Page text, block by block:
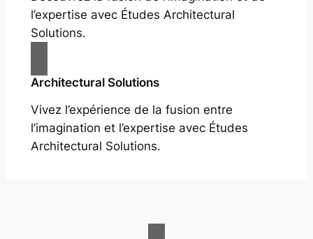
l’expertise avec Études Architectural
Solutions.
Architectural Solutions
Vivez l’expérience de la fusion entre
l’imagination et l’expertise avec Études
Architectural Solutions.